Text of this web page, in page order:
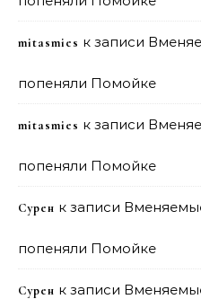
mitasmies к записи
попеняли Помойке
mitasmies к записи
попеняли Помойке
Сурен к записи
попеняли Помойке
Сурен к записи